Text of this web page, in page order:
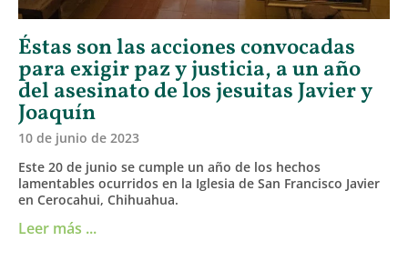
Éstas son las acciones convocadas
para exigir paz y justicia, a un año
del asesinato de los jesuitas Javier y
Joaquín
10 de junio de 2023
Este 20 de junio se cumple un año de los hechos
lamentables ocurridos en la Iglesia de San Francisco Javier
en Cerocahui, Chihuahua.
Leer más ...